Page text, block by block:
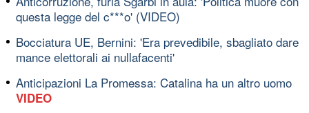
questa legge del c***o' (VIDEO)
Bocciatura UE, Bernini: 'Era prevedibile, sbagliato dare
mance elettorali ai nullafacenti'
Anticipazioni La Promessa: Catalina ha un altro uomo
VIDEO